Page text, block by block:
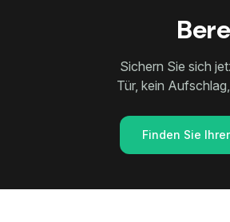
Sichern Sie sich
Tür, kein
Finden Sie